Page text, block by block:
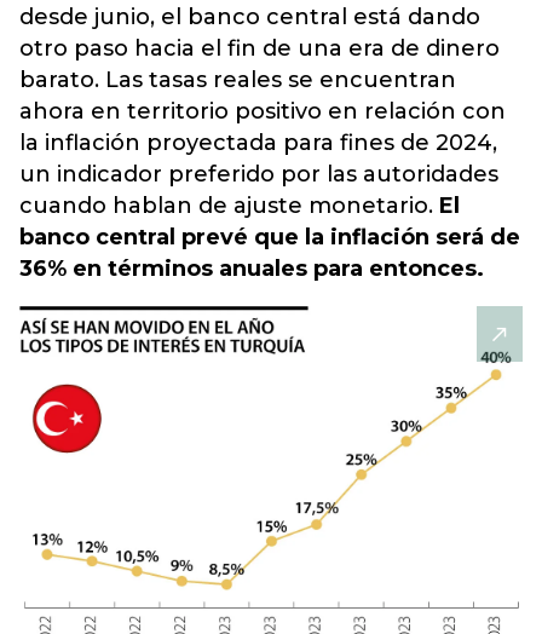
desde junio, el banco central está dando
otro paso hacia el fin de una era de dinero
barato. Las tasas reales se encuentran
ahora en territorio positivo en relación con
la inflación proyectada para fines de 2024,
un indicador preferido por las autoridades
cuando hablan de ajuste monetario. El
banco central prevé que la inflación será de
36% en términos anuales para entonces.